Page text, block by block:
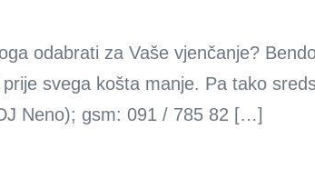
odabrati za Vaše vjenčanje?
svega košta manje. Pa tako
Neno); gsm: 091 / 785 82 […]